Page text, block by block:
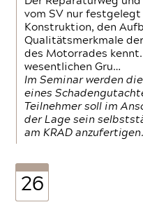
vom SV nur festgelegt
Konstruktion, den
Qualitätsmerkmale
des Motorrades
wesentlichen Gru…
Im Seminar werden
eines
Teilnehmer soll im
der Lage sein
am KRAD anzufertigen.
26